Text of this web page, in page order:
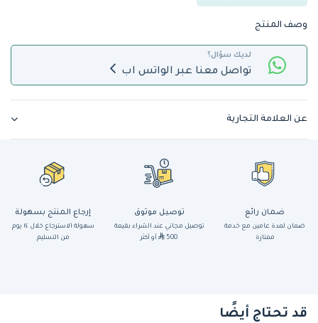
وصف المنتج
لديك سؤال؟
تواصل معنا عبر الواتس اب
عن العلامة التجارية
ضمان رائع
ضمان لمدة عامين مع خدمة
ممتازة
توصيل موثوق
توصيل مجاني عند الشراء بقيمة
500
أو أكثر
إرجاع المنتج بسهولة
سهولة الاسترجاع خلال ١٤ يوم
من التسليم
قد تحتاج أيضًا